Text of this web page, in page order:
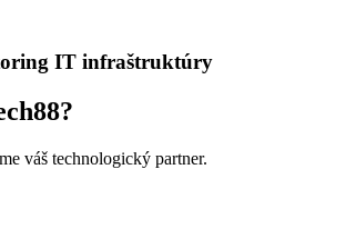
IT infraštruktúry
váš technologický partner.